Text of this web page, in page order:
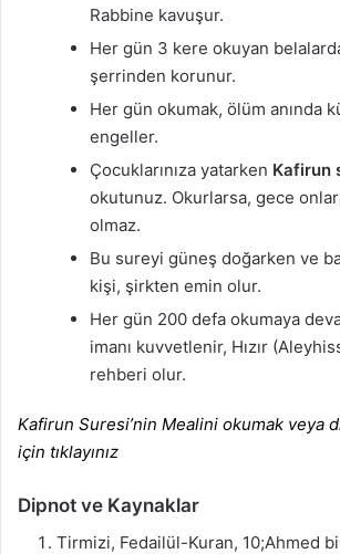
Rabbine kavuşur.
Her gün 3 kere okuyan
şerrinden korunur.
Her gün okumak, ölüm anında
engeller.
Çocuklarınıza yatarken Kafirun
okutunuz. Okurlarsa, gece
olmaz.
Bu sureyi güneş doğarken ve
kişi, şirkten emin olur.
Her gün 200 defa okumaya
imanı kuvvetlenir, Hızır
rehberi olur.
Kafirun Suresi’nin Mealini okumak veya
için tıklayınız
Dipnot ve Kaynaklar
Tirmizi, Fedailül-Kuran, 10;Ahmed